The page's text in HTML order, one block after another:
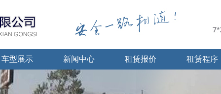
车型展示 新闻中心 租赁报价 租赁程序